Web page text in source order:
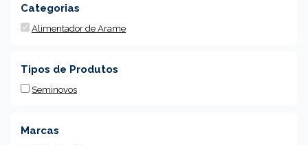
Categorias
Alimentador de Arame
Tipos de Produtos
Seminovos
Marcas